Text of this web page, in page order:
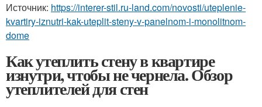
Источник: https://interer-stil.ru-land.com/novosti/uteplenie-
kvartiry-iznutri-kak-uteplit-steny-v-panelnom-i-monolitnom-
dome
Как утеплить стену в квартире
изнутри, чтобы не чернела. Обзор
утеплителей для стен